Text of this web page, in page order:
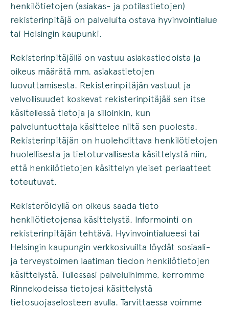
henkilötietojen (asiakas- ja potilastietojen)
rekisterinpitäjä on palveluita ostava hyvinvointialue
tai Helsingin kaupunki.
Rekisterinpitäjällä on vastuu asiakastiedoista ja
oikeus määrätä mm. asiakastietojen
luovuttamisesta. Rekisterinpitäjän vastuut ja
velvollisuudet koskevat rekisterinpitäjää sen itse
käsitellessä tietoja ja silloinkin, kun
palveluntuottaja käsittelee niitä sen puolesta.
Rekisterinpitäjän on huolehdittava henkilötietojen
huolellisesta ja tietoturvallisesta käsittelystä niin,
että henkilötietojen käsittelyn yleiset periaatteet
toteutuvat.
Rekisteröidyllä on oikeus saada tieto
henkilötietojensa käsittelystä. Informointi on
rekisterinpitäjän tehtävä. Hyvinvointialueesi tai
Helsingin kaupungin verkkosivuilta löydät sosiaali-
ja terveystoimen laatiman tiedon henkilötietojen
käsittelystä. Tullessasi palveluihimme, kerromme
Rinnekodeissa tietojesi käsittelystä
tietosuojaselosteen avulla. Tarvittaessa voimme